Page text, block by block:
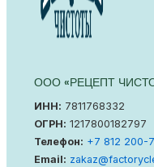
ООО «РЕЦЕПТ
ИНН: 7811768332
ОГРН: 1217800182797
Телефон: +7 812 200-
Email: